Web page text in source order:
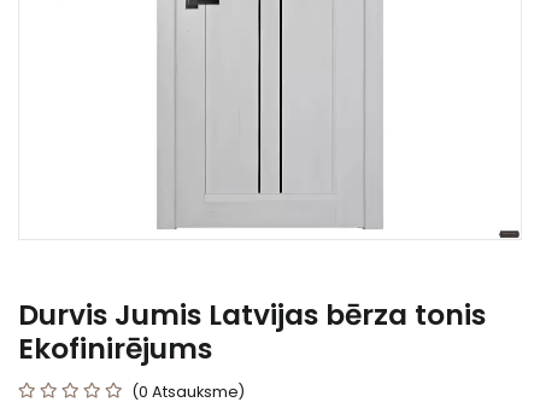
Durvis Jumis Latvijas bērza tonis
Ekofinirējums
(0 Atsauksme)